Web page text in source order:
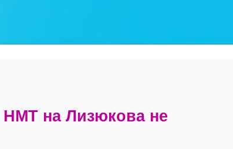
НМТ на Лизюкова не